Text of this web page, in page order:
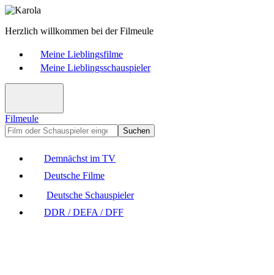
Herzlich willkommen bei der Filmeule
Meine Lieblingsfilme
Meine Lieblingsschauspieler
Filmeule
Suchen
Demnächst im TV
Deutsche Filme
Deutsche Schauspieler
DDR / DEFA / DFF